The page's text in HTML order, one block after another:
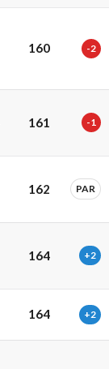
160 -2
161 -1
162 PAR
164 +2
164 +2